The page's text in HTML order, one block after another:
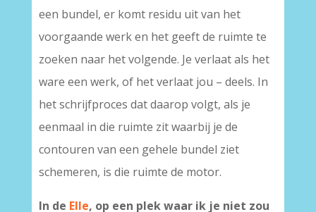
een bundel, er komt residu uit van het
voorgaande werk en het geeft de ruimte te
zoeken naar het volgende. Je verlaat als het
ware een werk, of het verlaat jou – deels. In
het schrijfproces dat daarop volgt, als je
eenmaal in die ruimte zit waarbij je de
contouren van een gehele bundel ziet
schemeren, is die ruimte de motor.
In de Elle, op een plek waar ik je niet zou